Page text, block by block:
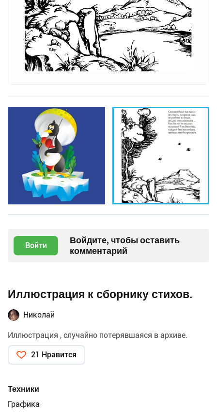
Войти
Войдите, чтобы оставить
комментарий
Иллюстрация к сборнику стихов.
Николай
Иллюстрация , случайно потерявшаяся в архиве.
21 Нравится
Техники
Графика